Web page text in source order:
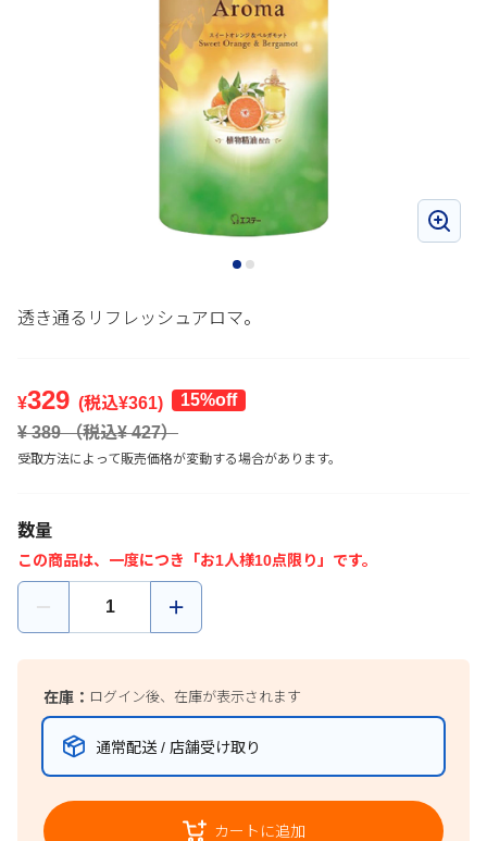
透き通るリフレッシュアロマ。
¥329 (税込¥361)
15%off
¥ 389（税込¥427）
受取方法によって販売価格が変動する場合があります。
数量
この商品は、一度につき「お1人様10点限り」です。
在庫： ログイン後、在庫が表示されます
通常配送 / 店舗受け取り
カートに追加